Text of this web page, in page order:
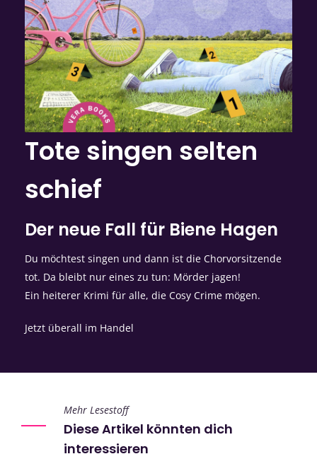
Tote singen selten
schief
Der neue Fall für Biene Hagen
Du möchtest singen und dann ist die Chorvorsitzende
tot. Da bleibt nur eines zu tun: Mörder jagen!
Ein heiterer Krimi für alle, die Cosy Crime mögen.
Jetzt überall im Handel
Mehr Lesestoff
Diese Artikel könnten dich
interessieren